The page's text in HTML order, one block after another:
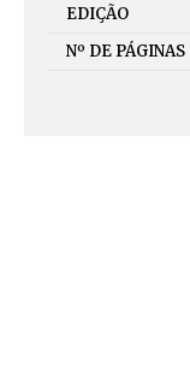
EDIÇÃO
Nº DE PÁGINAS